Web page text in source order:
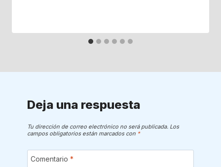
Deja una respuesta
Tu dirección de correo electrónico no será publicada. Los
campos obligatorios están marcados con *
Comentario *